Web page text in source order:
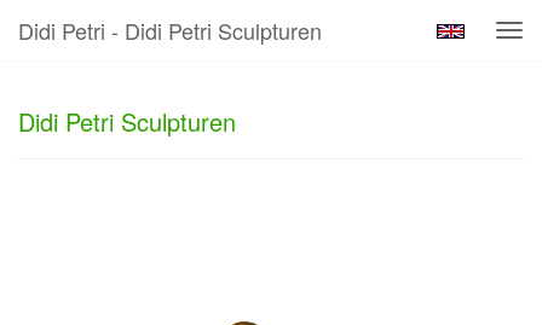
Didi Petri - Didi Petri Sculpturen
Didi Petri Sculpturen